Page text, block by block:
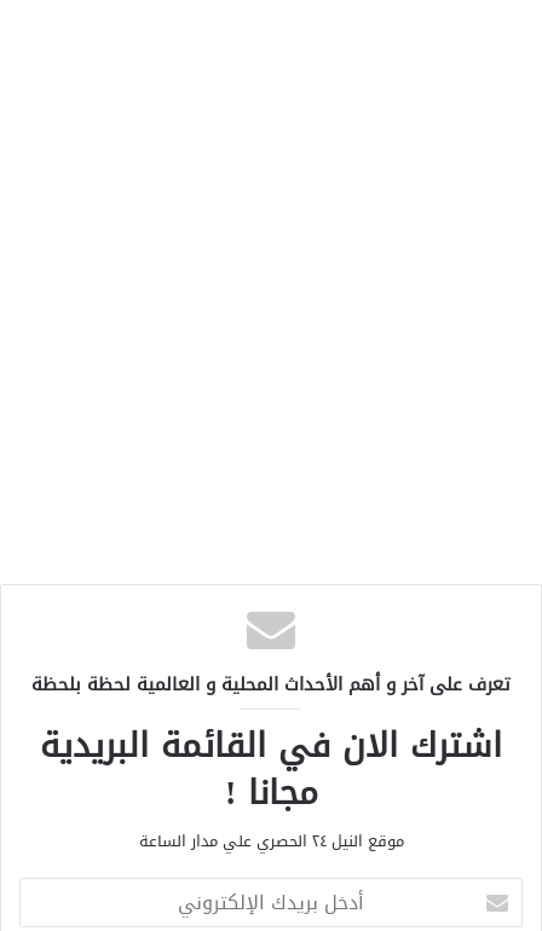
تعرف على آخر و أهم الأحداث المحلية و العالمية لحظة بلحظة
اشترك الان في القائمة البريدية
مجانا !
موقع النيل ٢٤ الحصري علي مدار الساعة